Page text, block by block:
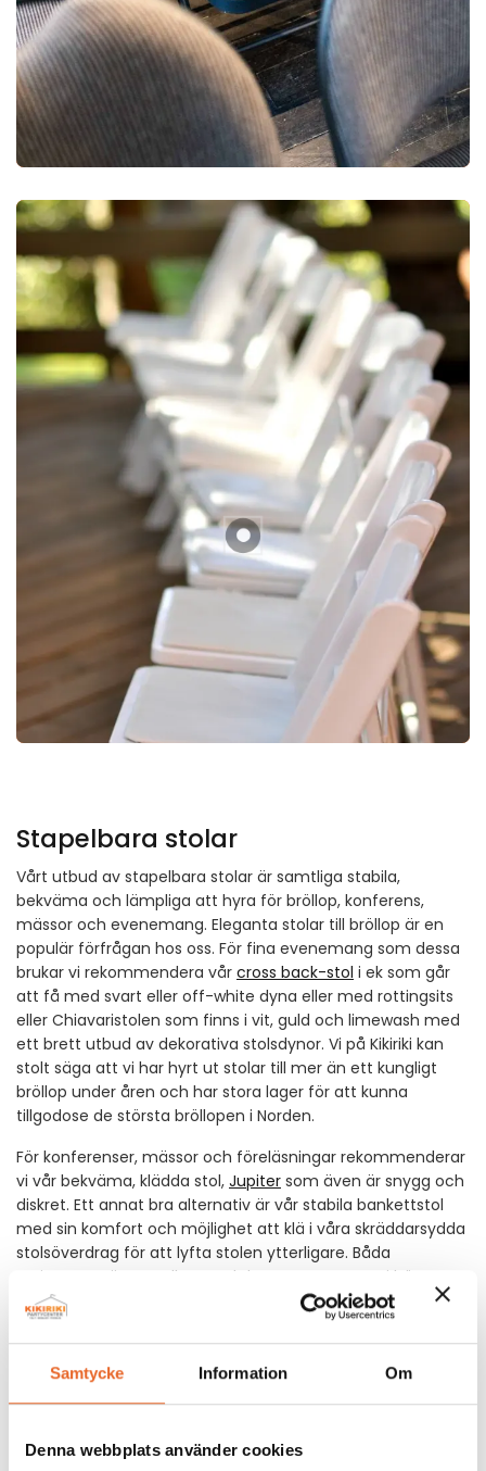
Samtycke Information Om
Denna webbplats använder cookies
Stapelbara stolar
Vårt utbud av stapelbara stolar är samtliga stabila,
bekväma och lämpliga att hyra för bröllop, konferens,
mässor och evenemang. Eleganta stolar till bröllop är en
populär förfrågan hos oss. För fina evenemang som dessa
brukar vi rekommendera vår cross back-stol i ek som går
att få med svart eller off-white dyna eller med rottingsits
eller Chiavaristolen som finns i vit, guld och limewash med
ett brett utbud av dekorativa stolsdynor. Vi på Kikiriki kan
stolt säga att vi har hyrt ut stolar till mer än ett kungligt
bröllop under åren och har stora lager för att kunna
tillgodose de största bröllopen i Norden.
För konferenser, mässor och föreläsningar rekommenderar
vi vår bekväma, klädda stol, Jupiter som även är snygg och
diskret. Ett annat bra alternativ är vår stabila bankettstol
med sin komfort och möjlighet att klä i våra skräddarsydda
stolsöverdrag för att lyfta stolen ytterligare. Båda
varianterna är stapelbara och kan transporteras i högar om
10-15 stolar med vagn.